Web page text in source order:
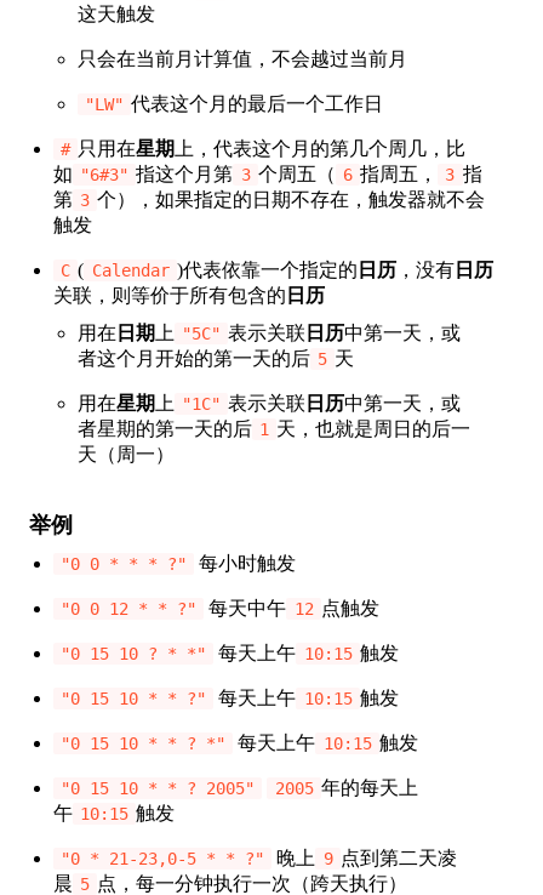
这天触发
只会在当前月计算值，不会越过当前月
"LW" 代表这个月的最后一个工作日
# 只用在星期 上，代表这个月的第几个周几，比
如 "6#3" 指这个月第 3 个周五（ 6 指周五， 3 指
第 3 个），如果指定的日期不存在，触发器就不会
触发
C ( Calendar )代表依靠一个指定的 日历，没有日历
关联，则等价于所有包含的 日历
用在 日期 上 "5C" 表示关联 日历中第一天，或
者这个月开始的第一天的后 5 天
用在星期 上 "1C" 表示关联 日历中第一天，或
者星期的第一天的后 1 天，也就是周日的后一
天（周一）
举例
"0 0 * * * ?" 每小时触发
"0 0 12 * * ?" 每天中午 12 点触发
"0 15 10 ? * *" 每天上午 10:15 触发
"0 15 10 * * ?" 每天上午 10:15 触发
"0 15 10 * * ? *" 每天上午 10:15 触发
"0 15 10 * * ? 2005" 2005 年的每天上
午 10:15 触发
"0 * 21-23,0-5 * * ?" 晚上 9 点到第二天凌
晨 5 点，每一分钟执行一次（跨天执行）